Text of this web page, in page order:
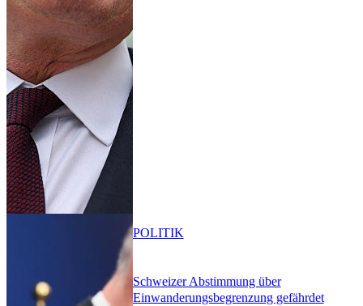
Schweizer Abstimmung über
Einwanderungsbegrenzung gefährdet
POLITIK